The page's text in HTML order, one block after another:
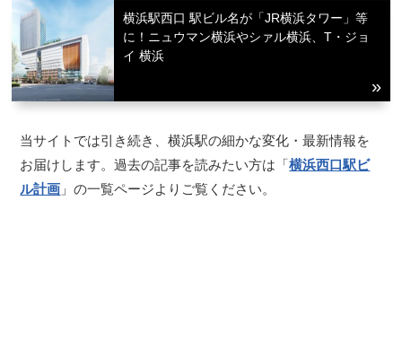
横浜駅西口 駅ビル名が「JR横浜タワー」等
に！ニュウマン横浜やシァル横浜、T・ジョ
イ 横浜
当サイトでは引き続き、横浜駅の細かな変化・最新情報を
お届けします。過去の記事を読みたい方は「横浜西口駅ビ
ル計画 」の一覧ページよりご覧ください。